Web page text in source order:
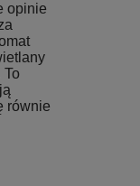
opinie
To
równie